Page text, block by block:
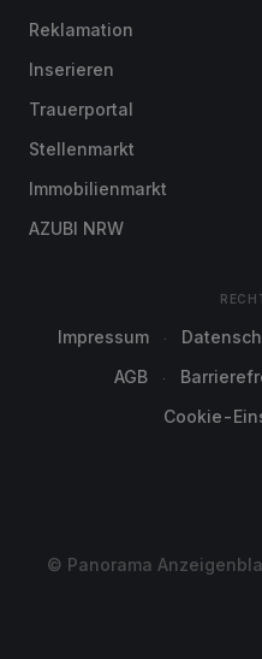
Reklamation
Inserieren
Trauerportal
Stellenmarkt
Immobilienmarkt
AZUBI NRW
Impressum
AGB
Cookie-
© Panorama